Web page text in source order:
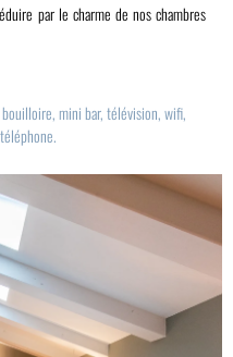
par le charme de nos chambres
mini bar, télévision, wifi,